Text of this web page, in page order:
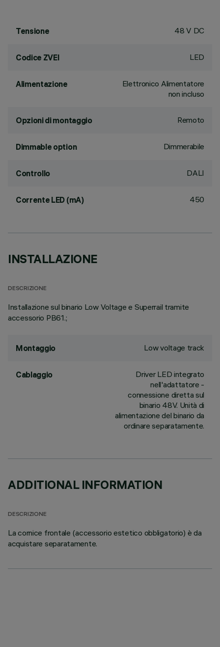
Tensione 48 V DC
Codice ZVEI LED
Alimentazione
Elettronico Alimentatore
non incluso
Opzioni di montaggio Remoto
Dimmable option Dimmerabile
Controllo DALI
Corrente LED (mA) 450
INSTALLAZIONE
DESCRIZIONE
Installazione sul binario Low Voltage e Superrail tramite
accessorio PB61.;
Montaggio Low voltage track
Cablaggio
Driver LED integrato
nell'adattatore -
connessione diretta sul
binario 48V. Unità di
alimentazione del binario da
ordinare separatamente.
ADDITIONAL INFORMATION
DESCRIZIONE
La cornice frontale (accessorio estetico obbligatorio) è da
acquistare separatamente.